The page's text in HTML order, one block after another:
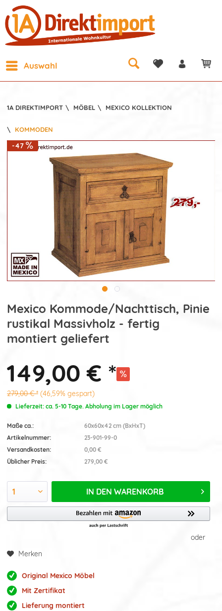
Auswahl
1A DIREKTIMPORT \ MÖBEL \ MEXICO KOLLEKTION
\ KOMMODEN
-47
Mexico Kommode/Nachttisch, Pinie
rustikal Massivholz - fertig
montiert geliefert
149,00 € *
279,00 € * (46,59% gespart)
Lieferzeit: ca. 5-10 Tage. Abholung im Lager möglich
Maße ca.:
60x60x42 cm (BxHxT)
Artikelnummer:
23-901-99-0
Versandkosten:
0,00 €
Üblicher Preis:
279,00 €
IN DEN WARENKORB
oder
Merken
Original Mexico Möbel
Mit Zertifikat
Lieferung montiert